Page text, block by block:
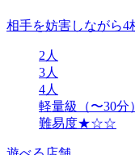
相手を妨害しながら4
2人
3人
4人
軽量級（〜30分）
難易度★☆☆